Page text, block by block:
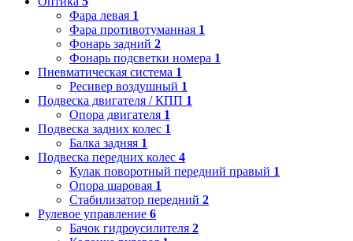
Фара левая 1
Фара противотуманная 1
Фонарь задний 2
Фонарь подсветки номера 1
Пневматическая система 1
Ресивер воздушный 1
Подвеска двигателя / КПП 1
Опора двигателя 1
Подвеска задних колес 1
Балка задняя 1
Подвеска передних колес 4
Кулак поворотный передний правый 1
Опора шаровая 1
Стабилизатор передний 2
Рулевое управление 6
Бачок гидроусилителя 2